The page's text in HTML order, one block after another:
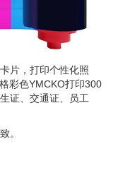
片，打印个性化照
彩色YMCKO打印300
证、交通证、员工
。